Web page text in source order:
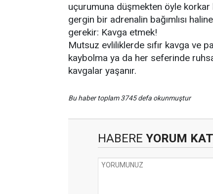
uçurumuna düşmekten öyle
gergin bir adrenalin bağımlısı
gerekir: Kavga etmek!
Mutsuz evliliklerde sıfır kavga ve
kaybolma ya da her seferinde
kavgalar yaşanır.
Bu haber toplam 3745 defa okunmuştur
HABERE YORUM KAT